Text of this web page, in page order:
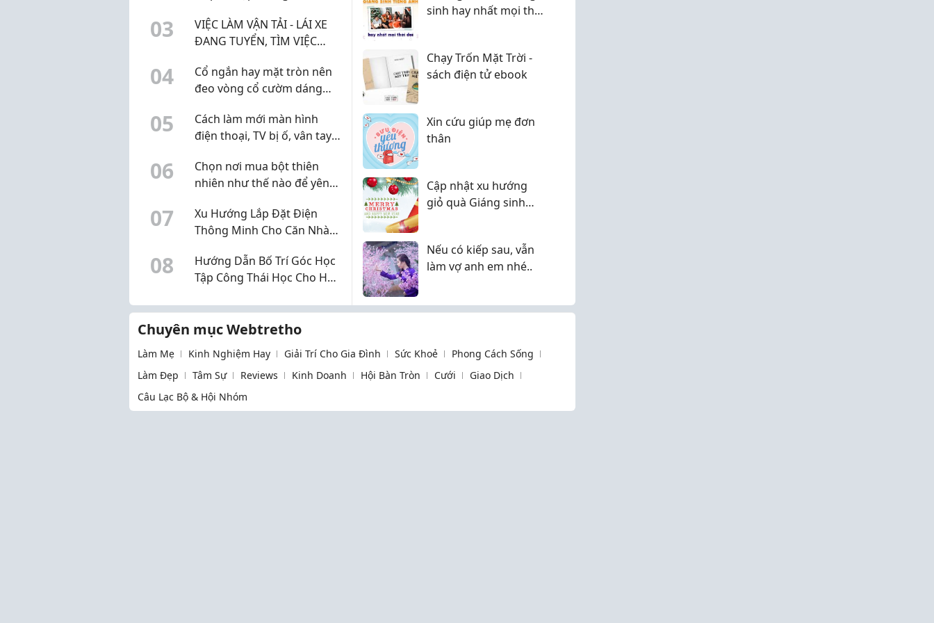
03
VIỆC LÀM VẬN TẢI - LÁI XE
ĐANG TUYỂN, TÌM VIỆC
04
Cổ ngắn hay mặt tròn nên
đeo vòng cổ cườm dáng
bạn mẹo hack dáng siêu
đỉnh
05
Cách làm mới màn hình
điện thoại, TV bị ố, vân tay
06
Chọn nơi mua bột thiên
nhiên như thế nào để yên
07
Xu Hướng Lắp Đặt Điện
Thông Minh Cho Căn Nhà
08
Hướng Dẫn Bố Trí Góc Học
Tập Công Thái Học Cho Học
sinh hay nhất mọi thời
Chạy Trốn Mặt Trời -
sách điện tử ebook
Xin cứu giúp mẹ đơn
thân
Cập nhật xu hướng
giỏ quà Giáng sinh
Nếu có kiếp sau, vẫn
làm vợ anh em nhé..
Chuyên mục Webtretho
Làm Mẹ Kinh Nghiệm Hay Giải Trí Cho Gia Đình Sức Khoẻ
Phong Cách Sống
Làm Đẹp
Tâm Sự Reviews Kinh Doanh Hội Bàn Tròn Cưới
Giao Dịch
Câu Lạc Bộ & Hội Nhóm